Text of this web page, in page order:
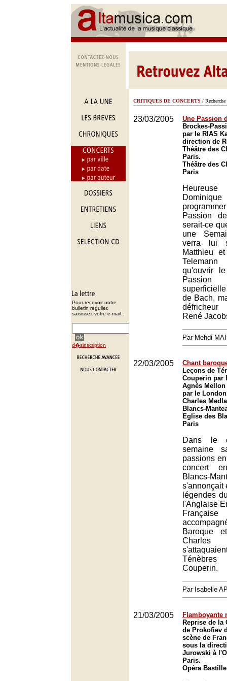
Pour recevoir notre
bulletin régulier,
saisissez votre e-mail :
d�sinscription
CRITIQUES DE CONCERTS / Recherche
23/03/2005
Une Passion
Brockes-
par le RIAS
direction de
Théâtre des
Paris.
Théâtre des
Paris
Passion
serait-ce
une
verra lui
Matthieu
qu'ouvrir
de Bach,
René
Par Mehdi
22/03/2005
Chant
Leçons de
Couperin par
Agnès
par le
Charles
Blancs-
Eglise des
Paris
Dans le
semaine
passions
concert
Blancs-
s'annonçait
légendes
l'Anglaise
Française
Baroque
Couperin.
Par Isabelle
21/03/2005
Flamboyante
Reprise de la
de Prokofiev
scène de
sous la
Jurowski à
Paris.
Opéra